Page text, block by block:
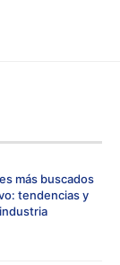
más buscados
tendencias y